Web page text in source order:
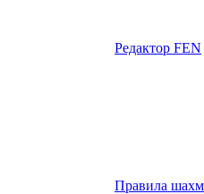
Редактор FEN
Правила